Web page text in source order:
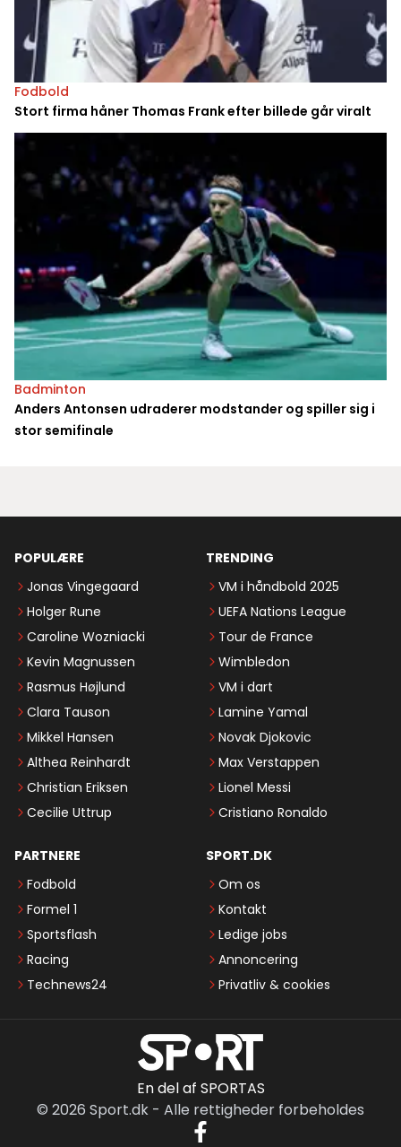
Fodbold
Stort firma håner Thomas Frank efter billede går viralt
Badminton
Anders Antonsen udraderer modstander og spiller sig i
stor semifinale
POPULÆRE
Jonas Vingegaard
Holger Rune
Caroline Wozniacki
Kevin Magnussen
Rasmus Højlund
Clara Tauson
Mikkel Hansen
Althea Reinhardt
Christian Eriksen
Cecilie Uttrup
TRENDING
VM i håndbold 2025
UEFA Nations League
Tour de France
Wimbledon
VM i dart
Lamine Yamal
Novak Djokovic
Max Verstappen
Lionel Messi
Cristiano Ronaldo
PARTNERE
Fodbold
Formel 1
Sportsflash
Racing
Technews24
SPORT.DK
Om os
Kontakt
Ledige jobs
Annoncering
Privatliv & cookies
En del af SPORTAS
© 2026 Sport.dk - Alle rettigheder forbeholdes